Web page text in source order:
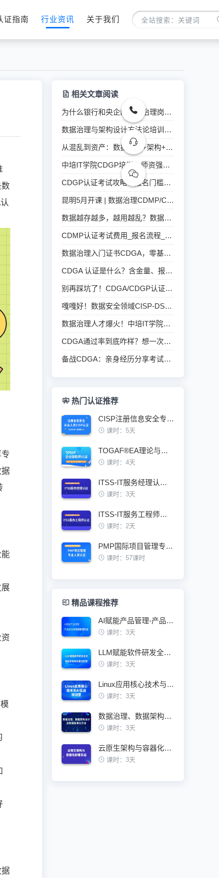
证指南 行业资讯 关于我们
相关文章阅读
为什么银行和央企的数据治理岗位都要求CDGA/CDGP证书？
数据治理与架构设计方法论培训总结报告（2026年5月）
从混乱到资产：数据治理+架构+标准，三步解锁数据价值潜能
中培IT学院CDGP培训：师资强+题库全+上岸稳
CDGP认证考试攻略：报名门槛、考哪些内容、通过率多少？
昆明5月开课 | 数据治理CDMP/CDGA认证招生中
数据越存越多，越用越乱？数据治理到底怎么治？
CDMP认证考试费用_报名流程_备考资料一站式指南
数据治理入门证书CDGA，零基础也能考？
CDGA 认证是什么？含金量、报考条件及考试全攻略
别再踩坑了！CDGA/CDGP认证考试常见问题全解析
嘎嘎好！数据安全领域CISP-DSG证书，2026年培训安排
数据治理人才爆火！中培IT学院CDGA认证99%通过率
CDGA通过率到底咋样？想一次过的看过来
备战CDGA：亲身经历分享考试难度
热门认证推荐
CISP注册信息安全专业人员认证培训班
课时：5天
TOGAF®EA理论与实践鉴定级认证培训班
课时：4天
ITSS-IT服务经理认证培训班
课时：3天
ITSS-IT服务工程师认证培训班
课时：2天
PMP国际项目管理专业人员资格认证培训班
课时：57课时
精品课程推荐
AI赋能产品管理-产品全生命周期管理实战
课时：3天
LLM赋能软件研发全流程技术架构与最佳实践
课时：3天
Linux应用核心技术与AI实战特训营
课时：3天
数据治理、数据架构设计及数据标准化方法
课时：3天
云原生架构与容器化部署实战训练营
课时：3天